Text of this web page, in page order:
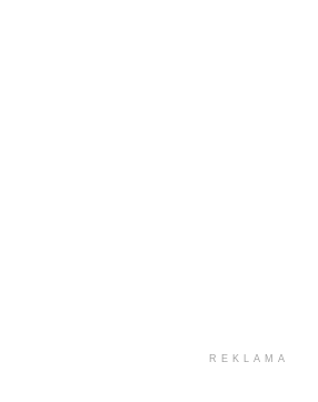
REKLAMA